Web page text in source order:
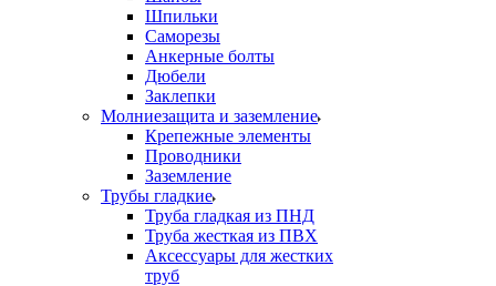
Шпильки
Саморезы
Анкерные болты
Дюбели
Заклепки
Молниезащита и заземление
Крепежные элементы
Проводники
Заземление
Трубы гладкие
Труба гладкая из ПНД
Труба жесткая из ПВХ
Аксессуары для жестких
труб